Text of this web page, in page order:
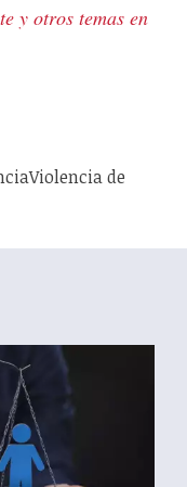
y otros temas en
Violencia de